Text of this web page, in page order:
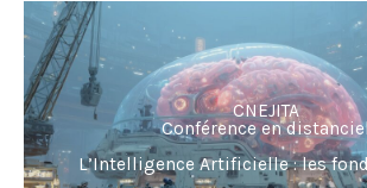
CNEJITA
Conférence en
L’Intelligence Artificielle : les